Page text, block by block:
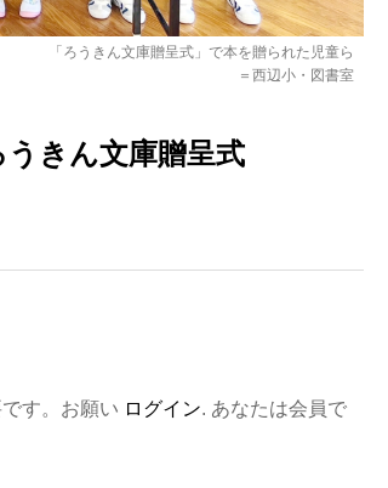
「ろうきん文庫贈呈式」で本を贈られた児童ら
＝西辺小・図書室
きん文庫贈呈式
す。お願い ログイン. あなたは会員で